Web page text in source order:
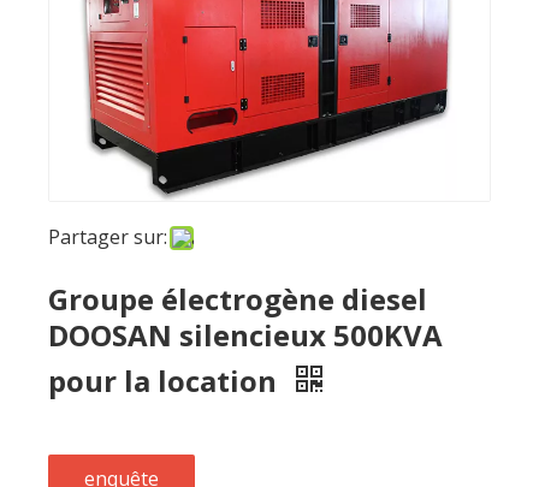
Partager sur:
Groupe électrogène diesel
DOOSAN silencieux 500KVA
pour la location
enquête